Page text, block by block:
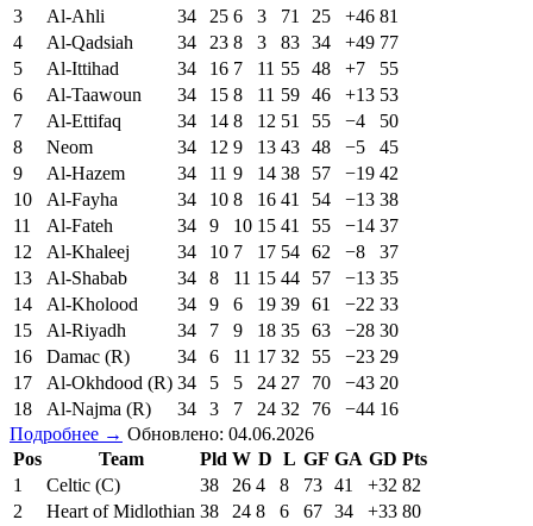
3
Al-Ahli 34 25 6 3 71 25 +46 81
4
Al-Qadsiah 34 23 8 3 83 34 +49 77
5
Al-Ittihad 34 16 7 11 55 48 +7
55
6
Al-Taawoun 34 15 8 11 59 46 +13 53
7
Al-Ettifaq 34 14 8 12 51 55 −4
50
8
Neom 34 12 9 13 43 48 −5
45
9
Al-Hazem 34 11 9 14 38 57 −19 42
10
Al-Fayha 34 10 8 16 41 54 −13 38
11
Al-Fateh 34 9 10 15 41 55 −14 37
12
Al-Khaleej 34 10 7 17 54 62 −8
37
13
Al-Shabab 34 8 11 15 44 57 −13 35
14
Al-Kholood 34 9 6 19 39 61 −22 33
15
Al-Riyadh 34 7 9 18 35 63 −28 30
16
Damac (R) 34 6 11 17 32 55 −23 29
17
Al-Okhdood (R) 34 5 5 24 27 70 −43 20
18
Al-Najma (R) 34 3 7 24 32 76 −44 16
Подробнее → Обновлено: 04.06.2026
Pos
Team Pld W D L GF GA GD Pts
1
Celtic (C) 38 26 4 8 73 41 +32 82
2
Heart of Midlothian 38 24 8 6 67 34 +33 80